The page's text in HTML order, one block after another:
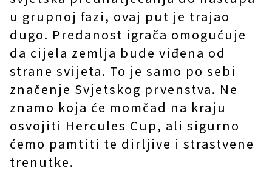
u grupnoj fazi, ovaj put je trajao
dugo. Predanost igrača omogućuje
da cijela zemlja bude viđena od
strane svijeta. To je samo po sebi
značenje Svjetskog prvenstva. Ne
znamo koja će momčad na kraju
osvojiti Hercules Cup, ali sigurno
ćemo pamtiti te dirljive i strastvene
trenutke.